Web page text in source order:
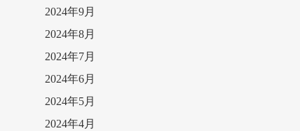
2024年9月
2024年8月
2024年7月
2024年6月
2024年5月
2024年4月